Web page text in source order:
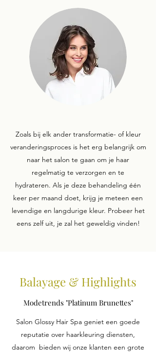
Zoals bij elk ander transformatie- of kleur
veranderingsproces is het erg belangrijk om
naar het salon te gaan om je haar
regelmatig te verzorgen en te
hydrateren. Als je deze behandeling één
keer per maand doet, krijg je meteen een
levendige en langdurige kleur. Probeer het
eens zelf uit, je zal het geweldig vinden!
Balayage & Highlights
Modetrends "Platinum Brunettes"
Salon Glossy Hair Spa geniet een goede
reputatie over haarkleuring diensten,
daarom bieden wij onze klanten een grote